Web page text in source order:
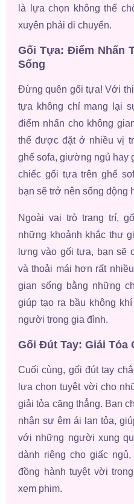
là lựa chọn không thể
xuyên phải di chuyển.
Gối Tựa: Điểm Nhấn
Sống
Đừng quên gối tựa! Với
tựa không chỉ mang lại
điểm nhấn cho không
thể được đặt ở nhiều vị
ghế sofa, giường ngủ hay
chiếc gối tựa trên ghế
bạn sẽ trở nên sống động
Ngoài vai trò trang trí,
những khoảnh khắc thư
lưng vào gối tựa, bạn sẽ
và thoải mái hơn rất
gian sống bằng những
giúp tạo ra bầu không
người trong gia đình.
Gối Đút Tay: Giải Tỏa
Cuối cùng, gối đút tay
lựa chọn tuyệt vời cho
giải tỏa căng thẳng. Bạn
nhận sự êm ái lan tỏa,
với những người xung
dành riêng cho giấc
đồng hành tuyệt vời
xem phim.